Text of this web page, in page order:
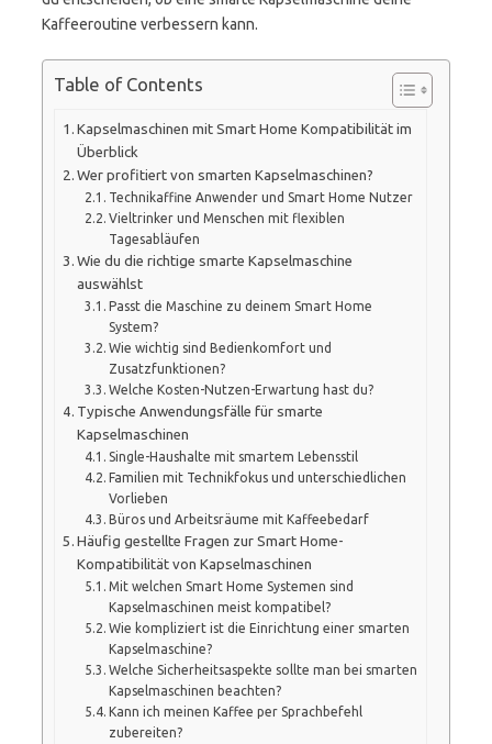
Kaffeeroutine verbessern kann.
Table of Contents
Kapselmaschinen mit Smart Home Kompatibilität im
Überblick
Wer profitiert von smarten Kapselmaschinen?
Technikaffine Anwender und Smart Home Nutzer
Vieltrinker und Menschen mit flexiblen
Tagesabläufen
Wie du die richtige smarte Kapselmaschine
auswählst
Passt die Maschine zu deinem Smart Home
System?
Wie wichtig sind Bedienkomfort und
Zusatzfunktionen?
Welche Kosten-Nutzen-Erwartung hast du?
Typische Anwendungsfälle für smarte
Kapselmaschinen
Single-Haushalte mit smartem Lebensstil
Familien mit Technikfokus und unterschiedlichen
Vorlieben
Büros und Arbeitsräume mit Kaffeebedarf
Häufig gestellte Fragen zur Smart Home-
Kompatibilität von Kapselmaschinen
Mit welchen Smart Home Systemen sind
Kapselmaschinen meist kompatibel?
Wie kompliziert ist die Einrichtung einer smarten
Kapselmaschine?
Welche Sicherheitsaspekte sollte man bei smarten
Kapselmaschinen beachten?
Kann ich meinen Kaffee per Sprachbefehl
zubereiten?